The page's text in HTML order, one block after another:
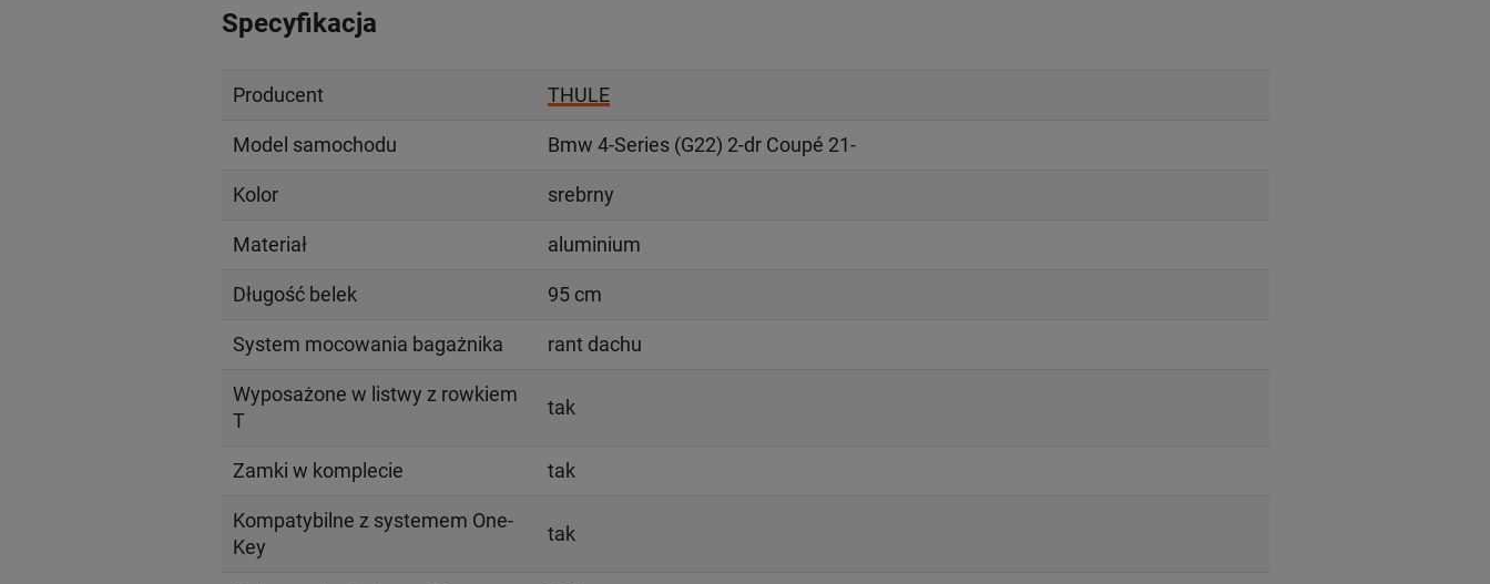
Specyfikacja
Producent THULE
Model samochodu Bmw 4-Series (G22) 2-dr Coupé 21-
Kolor srebrny
Materiał aluminium
Długość belek 95 cm
System mocowania bagażnika rant dachu
Wyposażone w listwy z rowkiem
T
tak
Zamki w komplecie tak
Kompatybilne z systemem One-
Key
tak